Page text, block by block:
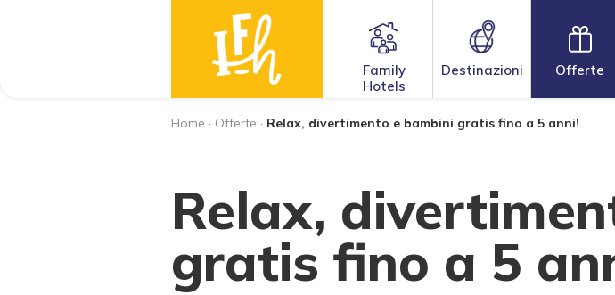
Family
Hotels
Destinazioni Offerte
Home · Offerte · Relax, divertimento e bambini gratis fino a 5 anni!
Relax,
gratis fino a 5